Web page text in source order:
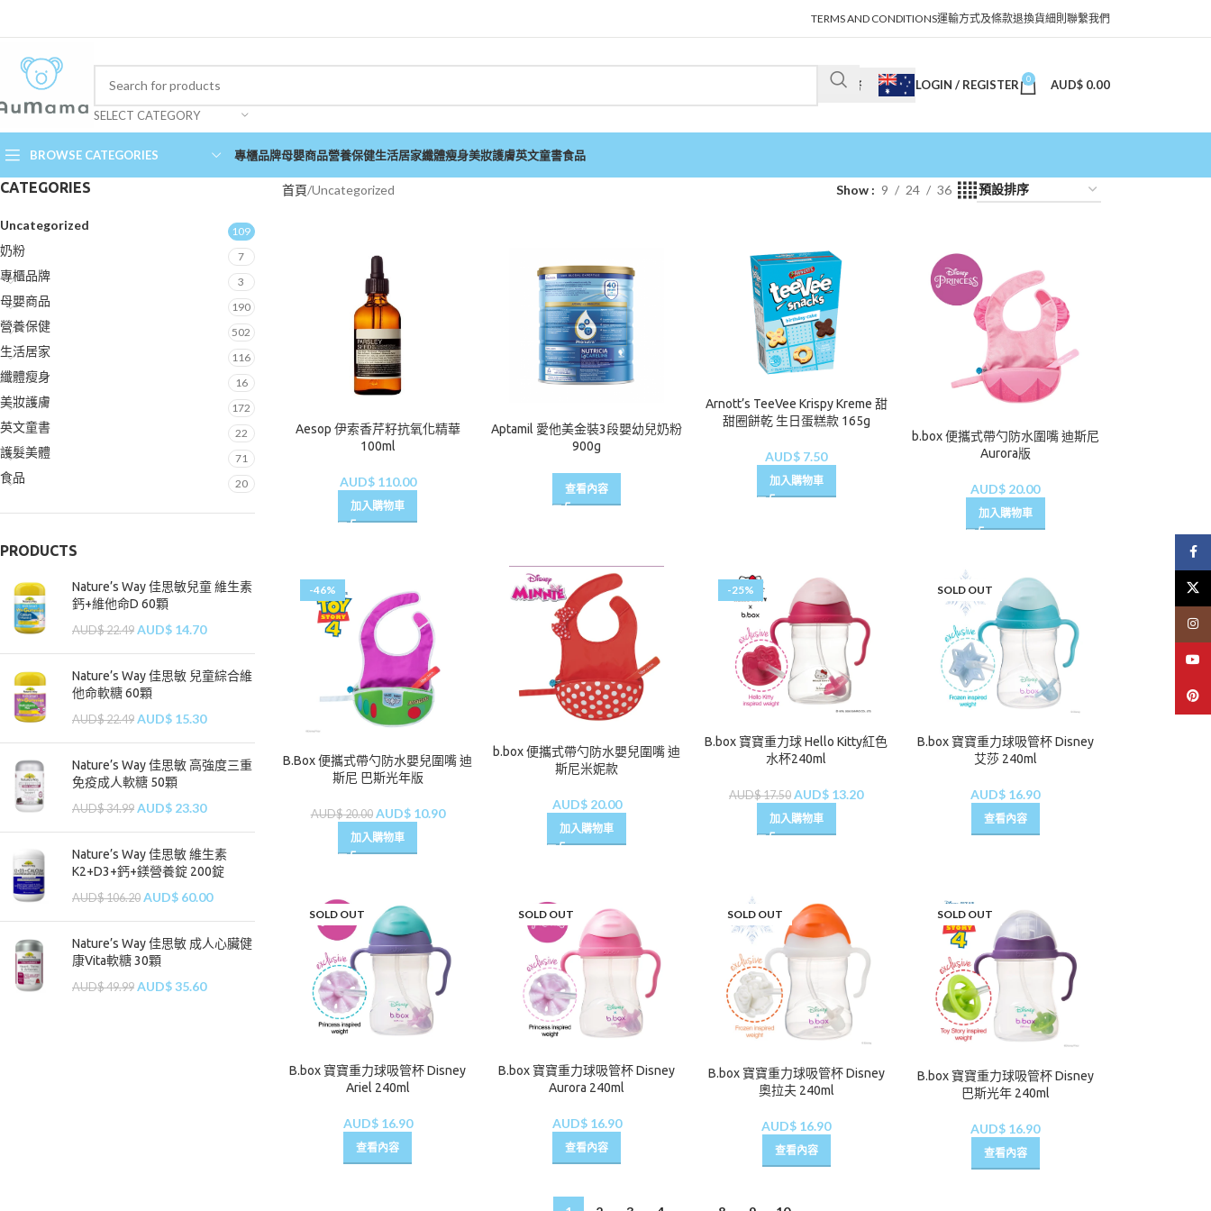
TERMS AND CONDITIONS運輸方式及條款退換貨細則 聯繫我們
SELECT CATEGORY
澳幣 LOGIN / REGISTER 0 AUD$ 0.00
BROWSE CATEGORIES 專櫃品牌母嬰商品營養保健生活居家纖體瘦身美妝護膚英文童書食品
CATEGORIES
Uncategorized 109
奶粉 7
專櫃品牌 3
母嬰商品 190
營養保健 502
生活居家 116
纖體瘦身 16
美妝護膚 172
英文童書 22
護髮美體 71
食品 20
PRODUCTS
Nature’s Way 佳思敏兒童 維生素
鈣+維他命D 60顆
AUD$22.49 AUD$ 14.70
Nature’s Way 佳思敏 兒童綜合維
他命軟糖 60顆
AUD$22.49 AUD$ 15.30
Nature’s Way 佳思敏 高強度三重
免疫成人軟糖 50顆
AUD$34.99 AUD$ 23.30
Nature’s Way 佳思敏 維生素
K2+D3+鈣+鎂營養錠 200錠
AUD$106.20 AUD$ 60.00
Nature’s Way 佳思敏 成人心臟健
康Vita軟糖 30顆
AUD$49.99 AUD$35.60
首頁 Uncategorized Show 9 24 36
Aesop 伊索香芹籽抗氧化精華
100ml
AUD$110.00
加入購物車
Aptamil 愛他美金裝3段嬰幼兒奶粉
900g
查看內容
Arnott’s TeeVee Krispy Kreme 甜
甜圈餅乾 生日蛋糕款 165g
AUD$ 7.50
加入購物車
b.box 便攜式帶勺防水圍嘴 迪斯尼
Aurora版
AUD$ 20.00
加入購物車
-46%
B.Box 便攜式帶勺防水嬰兒圍嘴 迪
斯尼 巴斯光年版
AUD$20.00 AUD$10.90
加入購物車
b.box 便攜式帶勺防水嬰兒圍嘴 迪
斯尼米妮款
AUD$20.00
加入購物車
-25%
B.box 寶寶重力球 Hello Kitty紅色
水杯240ml
AUD$17.50 AUD$ 13.20
加入購物車
SOLD OUT
B.box 寶寶重力球吸管杯 Disney
艾莎 240ml
AUD$ 16.90
查看內容
SOLD OUT
B.box 寶寶重力球吸管杯 Disney
Ariel 240ml
AUD$16.90
查看內容
SOLD OUT
B.box 寶寶重力球吸管杯 Disney
Aurora 240ml
AUD$16.90
查看內容
SOLD OUT
B.box 寶寶重力球吸管杯 Disney
奧拉夫 240ml
AUD$ 16.90
查看內容
SOLD OUT
B.box 寶寶重力球吸管杯 Disney
巴斯光年 240ml
AUD$ 16.90
查看內容